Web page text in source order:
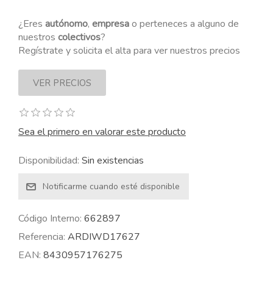
¿Eres autónomo, empresao perteneces a alguno de
nuestros colectivos?
Regístrate y solicita el alta para ver nuestros precios
Sea el primero en valorar este producto
Disponibilidad: Sin existencias
Código Interno: 662897
Referencia: ARDIWD17627
EAN: 8430957176275